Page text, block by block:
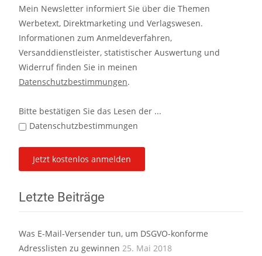
Mein Newsletter informiert Sie über die Themen
Werbetext, Direktmarketing und Verlagswesen.
Informationen zum Anmeldeverfahren,
Versanddienstleister, statistischer Auswertung und
Widerruf finden Sie in meinen
Datenschutzbestimmungen.
Bitte bestätigen Sie das Lesen der ...
Datenschutzbestimmungen
Letzte Beiträge
Was E-Mail-Versender tun, um DSGVO-konforme
Adresslisten zu gewinnen 25. Mai 2018